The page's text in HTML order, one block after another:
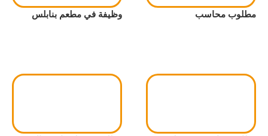
مطلوب محاسب وظيفة في مطعم بنابلس